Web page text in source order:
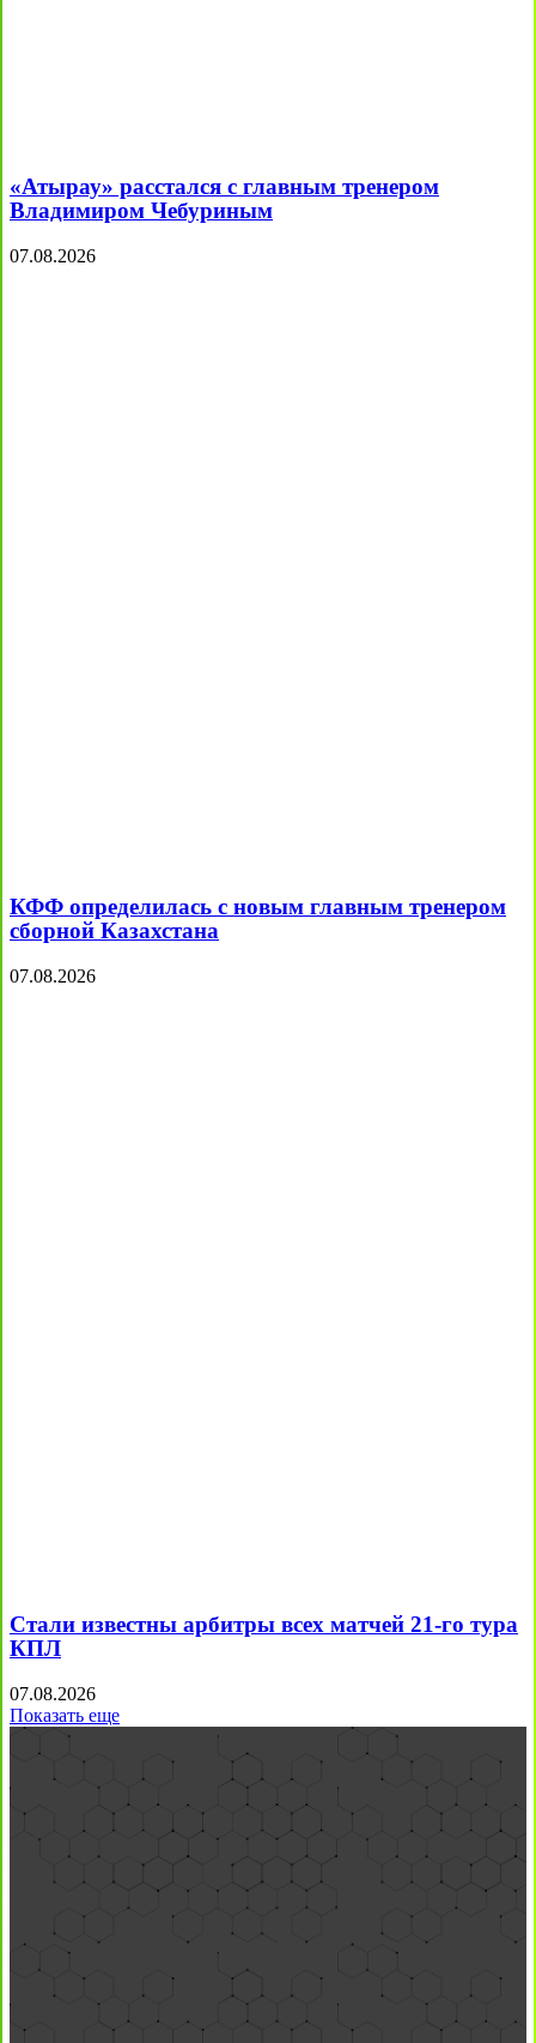
«Атырау» расстался с главным тренером
Владимиром Чебуриным
07.08.2026
КФФ определилась с новым главным тренером
сборной Казахстана
07.08.2026
Стали известны арбитры всех матчей 21-го тура
КПЛ
07.08.2026
Показать еще